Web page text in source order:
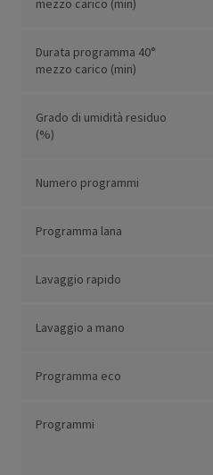
mezzo carico (min)
Durata programma 40°
mezzo carico (min)
Grado di umidità residuo
(%)
Numero programmi
Programma lana
Lavaggio rapido
Lavaggio a mano
Programma eco
Programmi